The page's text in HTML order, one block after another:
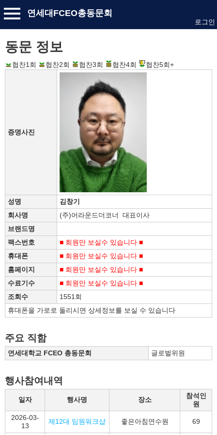
연세대FCEO총동문회
로그인
동문 정보
협찬1회 협찬2회 협찬3회 협찬4회 협찬5회+
증명사진
성명
김창기
회사명
(주)어라운드더코너 대표이사
브랜드명
팩스번호
■ 회원만 보실수 있습니다 ■
휴대폰
■ 회원만 보실수 있습니다 ■
홈페이지
■ 회원만 보실수 있습니다 ■
수료기수
■ 회원만 보실수 있습니다 ■
조회수
1551회
휴대폰을 가로로 돌리시면 상세정보를 보실 수 있습니다
주요 직함
연세대학교 FCEO 총동문회 글로벌위원
행사참여내역
일자 행사명 장소
참석인
원
2026-03-
13
제12대 임원워크샵 좋은아침연수원 69